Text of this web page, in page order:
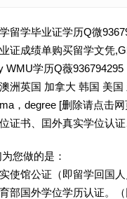
留学毕业证学历Q微
证成绩单购买留学文凭
WMU学历Q薇
澳洲英国 加拿大 韩国 美
，degree [删除请点击
证书、囯外真实学位认
您做的是：
使馆公证（即留学回国
部国外学位学历认证。